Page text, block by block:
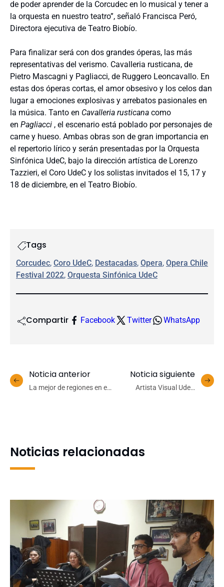
de poder aprender de la Corcudec en lo musical y tener a
la orquesta en nuestro teatro”, señaló Francisca Peró,
Directora ejecutiva de Teatro Biobío.
Para finalizar será con dos grandes óperas, las más
representativas del verismo. Cavalleria rusticana, de
Pietro Mascagni y Pagliacci, de Ruggero Leoncavallo. En
estas dos óperas cortas, el amor obsesivo y los celos dan
lugar a emociones explosivas y arrebatos pasionales en
la música. Tanto en Cavalleria rusticana como
en Pagliacci , el escenario está poblado por personajes de
carne y hueso. Ambas obras son de gran importancia en
el repertorio lírico y serán presentadas por la Orquesta
Sinfónica UdeC, bajo la dirección artística de Lorenzo
Tazzieri, el Coro UdeC y los solistas invitados el 15, 17 y
18 de diciembre, en el Teatro Biobío.
Tags
Corcudec, Coro UdeC, Destacadas, Opera, Opera Chile
Festival 2022, Orquesta Sinfónica UdeC
Compartir Facebook Twitter WhatsApp
Noticia anterior
La mejor de regiones en el
Noticia siguiente
Artista Visual UdeC
Noticias relacionadas